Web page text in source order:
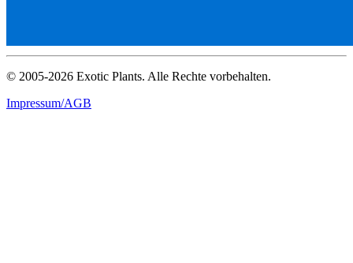
© 2005-2026 Exotic Plants. Alle Rechte vorbehalten.
Impressum/AGB